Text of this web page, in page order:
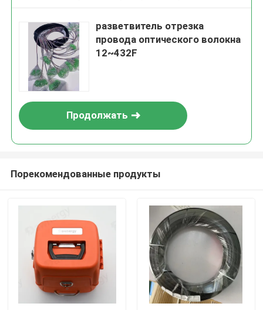
разветвитель отрезка
провода оптического волокна
12~432F
Продолжать
Порекомендованные продукты